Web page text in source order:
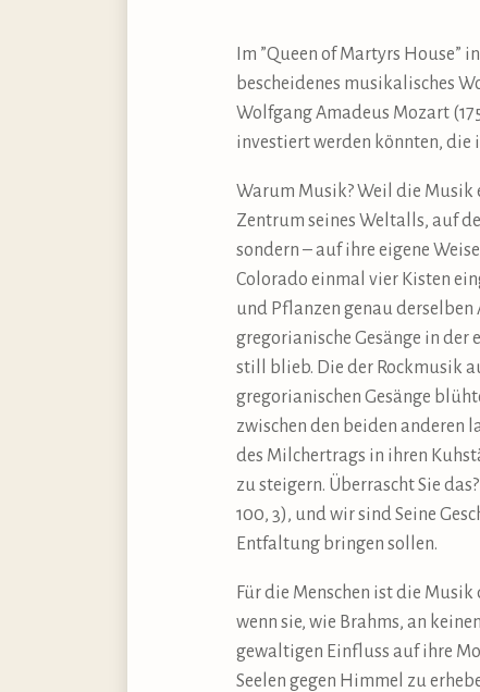
Im ”Queen of Martyrs House”
bescheidenes musikalisches
Wolfgang Amadeus Mozart
investiert werden könnten, die
Warum Musik? Weil die Musik
Zentrum seines Weltalls, auf
sondern – auf ihre eigene
Colorado einmal vier Kisten
und Pflanzen genau derselben
gregorianische Gesänge in der
still blieb. Die der Rockmusik
gregorianischen Gesänge
zwischen den beiden anderen
des Milchertrags in ihren
zu steigern. Überrascht Sie
100, 3), und wir sind Seine
Entfaltung bringen sollen.
Für die Menschen ist die
wenn sie, wie Brahms, an
gewaltigen Einfluss auf ihre
Seelen gegen Himmel zu